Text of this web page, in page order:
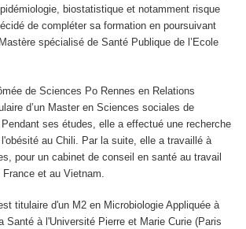
biostatistique et notamment risque
de compléter sa formation en poursuivant
spécialisé de Santé Publique de l’Ecole
de Sciences Po Rennes en Relations
d’un Master en Sciences sociales de
ses études, elle a effectué une recherche
au Chili. Par la suite, elle a travaillé à
pour un cabinet de conseil en santé au travail
et au Vietnam.
titulaire d'un M2 en Microbiologie Appliquée à
Santé à l'Université Pierre et Marie Curie (Paris